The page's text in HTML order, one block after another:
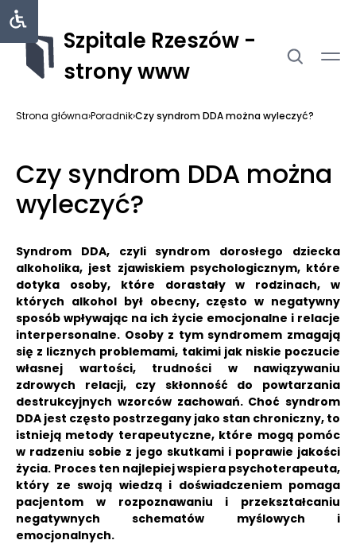
Szpitale Rzeszów -
strony www
Strona główna›Poradnik›Czy syndrom DDA można wyleczyć?
Czy syndrom DDA można
wyleczyć?
Syndrom DDA, czyli syndrom dorosłego dziecka
alkoholika, jest zjawiskiem psychologicznym, które
dotyka osoby, które dorastały w rodzinach, w
których alkohol był obecny, często w negatywny
sposób wpływając na ich życie emocjonalne i relacje
interpersonalne. Osoby z tym syndromem zmagają
się z licznych problemami, takimi jak niskie poczucie
własnej wartości, trudności w nawiązywaniu
zdrowych relacji, czy skłonność do powtarzania
destrukcyjnych wzorców zachowań.Choć syndrom
DDA jest często postrzegany jako stan chroniczny, to
istnieją metody terapeutyczne, które mogą pomóc
w radzeniu sobie z jego skutkami i poprawie jakości
życia. Proces ten najlepiej wspiera psychoterapeuta,
który ze swoją wiedzą i doświadczeniem pomaga
pacjentom w rozpoznawaniu i przekształcaniu
negatywnych schematów myślowych i
emocjonalnych.